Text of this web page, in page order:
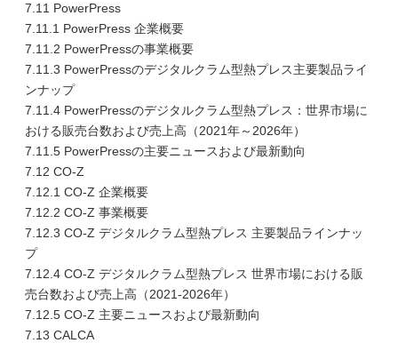
7.11 PowerPress
7.11.1 PowerPress 企業概要
7.11.2 PowerPressの事業概要
7.11.3 PowerPressのデジタルクラム型熱プレス主要製品ライ
ンナップ
7.11.4 PowerPressのデジタルクラム型熱プレス：世界市場に
おける販売台数および売上高（2021年～2026年）
7.11.5 PowerPressの主要ニュースおよび最新動向
7.12 CO-Z
7.12.1 CO-Z 企業概要
7.12.2 CO-Z 事業概要
7.12.3 CO-Z デジタルクラム型熱プレス 主要製品ラインナッ
プ
7.12.4 CO-Z デジタルクラム型熱プレス 世界市場における販
売台数および売上高（2021-2026年）
7.12.5 CO-Z 主要ニュースおよび最新動向
7.13 CALCA